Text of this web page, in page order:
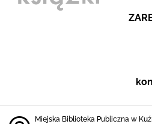
Miejska Biblioteka Publiczna w